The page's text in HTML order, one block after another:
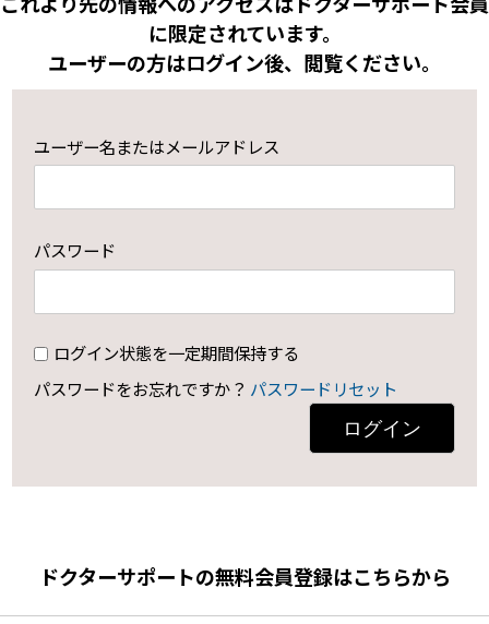
に限定されています。
ユーザーの方はログイン後、閲覧ください。
ユーザー名またはメールアドレス
パスワード
ログイン状態を一定期間保持する
パスワードをお忘れですか？ パスワードリセット
ログイン
ドクターサポートの無料会員登録はこちらから